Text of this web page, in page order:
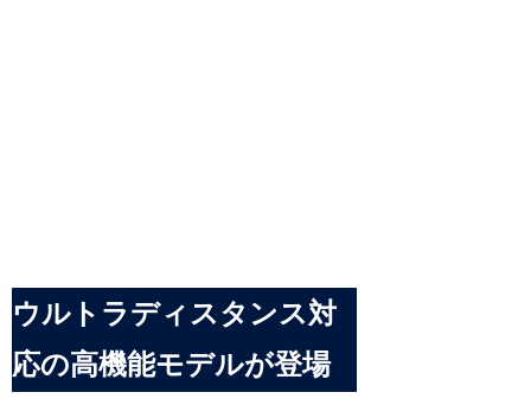
ウルトラディスタンス対
応の高機能モデルが登場